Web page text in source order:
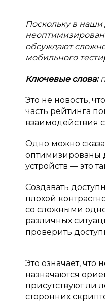
Поскольку в наши
обсуждают
мобильного
Ключевые слова:
Это не новость,
часть рейтинга
взаимодействия
Одно можно
оптимизированы
устройств — это
Создавать
плохой
со сложными
различных
проверить
Это означает,
назначаются
присутствуют ли
сторонних